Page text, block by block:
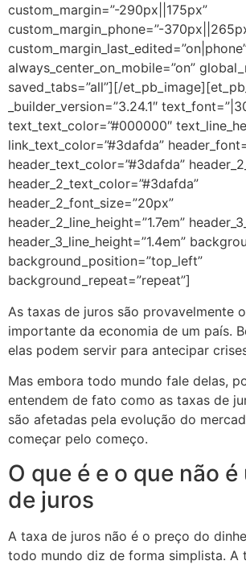
custom_margin=”-290px||175px”
custom_margin_phone=”-
always_center_on_mobile=”on”
saved_tabs=”all”][/
_builder_version=”3.24.1″
text_text_color=”#000000″
link_text_color=”#3dafda”
header_text_color=”#3dafda”
header_2_text_color=”#3dafda”
header_2_font_size=”20px”
header_2_line_height=”1.7em”
header_3_line_height=”1.4em”
background_position=”top_left”
background_repeat=”repeat”]
As taxas de juros são provavelmente
importante da economia de um país.
elas podem servir para antecipar
Mas embora todo mundo fale delas,
entendem de fato como as taxas de
são afetadas pela evolução do
começar pelo começo.
O que é e o que não é
de juros
A taxa de juros não é o preço do
todo mundo diz de forma simplista. A